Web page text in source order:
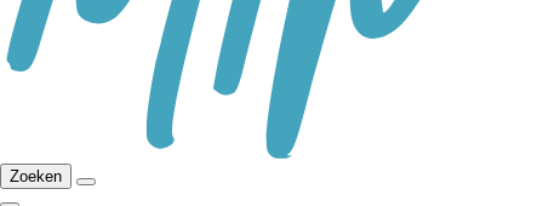
Zoeken